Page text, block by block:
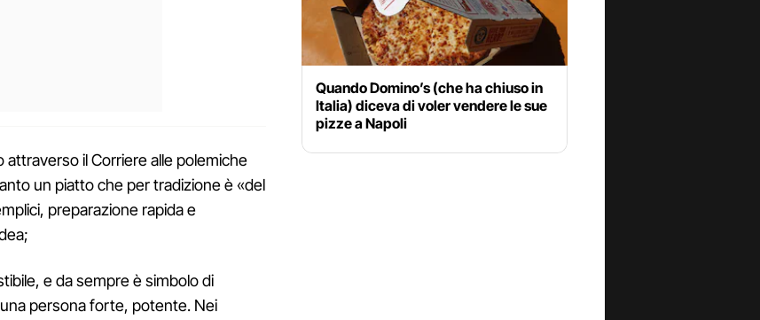
il Corriere alle polemiche
un piatto che per tradizione è «del
preparazione rapida e
e da sempre è simbolo di
persona forte, potente. Nei
Quando Domino’s (che ha chiuso in
Italia) diceva di voler vendere le sue
pizze a Napoli